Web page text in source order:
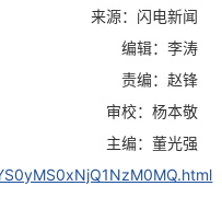
来源：闪电新闻
编辑：李涛
责编：赵锋
审校：杨本敬
主编：董光强